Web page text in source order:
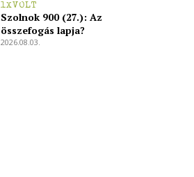
1XVOLT
Szolnok 900 (27.): Az
összefogás lapja?
2026.08.03.